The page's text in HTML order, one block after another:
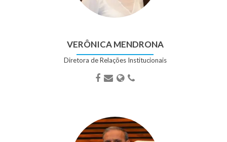
VERÔNICA MENDRONA
Diretora de Relações Institucionais